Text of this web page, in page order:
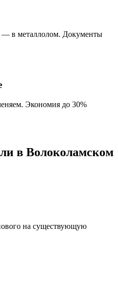
— в металлолом. Документы
Экономия до 30%
в Волоколамском
на существующую